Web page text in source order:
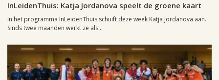
InLeidenThuis: Katja Jordanova speelt de groene kaart
In het programma InLeidenThuis schuift deze week Katja Jordanova aan.
Sinds twee maanden werkt ze als...